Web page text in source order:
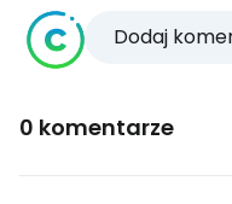
Dodaj
0 komentarze